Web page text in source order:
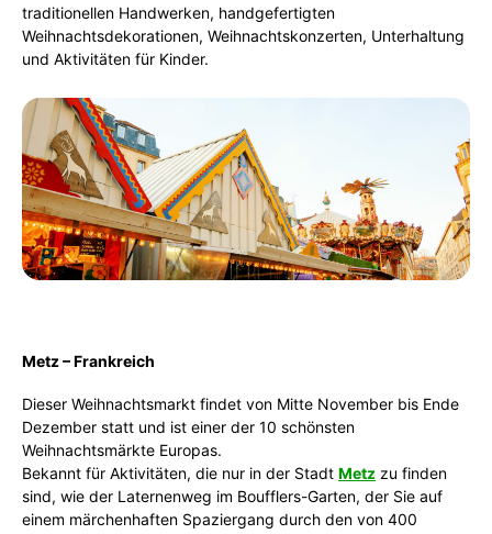
traditionellen Handwerken, handgefertigten
Weihnachtsdekorationen, Weihnachtskonzerten, Unterhaltung
und Aktivitäten für Kinder.
Metz – Frankreich
Dieser Weihnachtsmarkt findet von Mitte November bis Ende
Dezember statt und ist einer der 10 schönsten
Weihnachtsmärkte Europas.
Bekannt für Aktivitäten, die nur in der Stadt Metz zu finden
sind, wie der Laternenweg im Boufflers-Garten, der Sie auf
einem märchenhaften Spaziergang durch den von 400